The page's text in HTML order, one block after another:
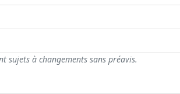
sujets à changements sans préavis.